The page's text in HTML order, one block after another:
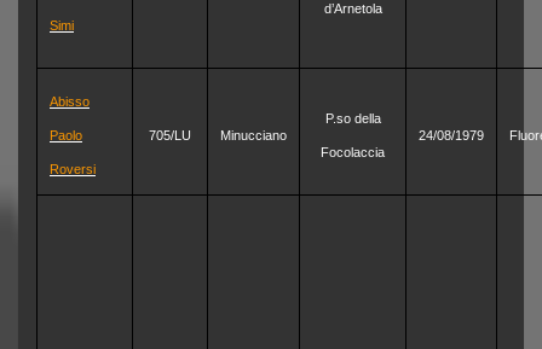
Simi
d’Arnetola
Abisso
Paolo
Roversi
705/LU Minucciano
P.so della
Focolaccia
24/08/1979